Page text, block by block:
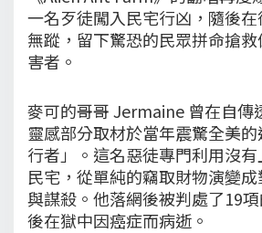
一名歹徒闖入民宅行凶，隨後
無蹤，留下驚恐的民眾拼命搶
害者。
麥可的哥哥 Jermaine 曾在自傳
靈感部分取材於當年震驚全美
行者」。這名惡徒專門利用沒
民宅，從單純的竊取財物演變
與謀殺。他落網後被判處了19
後在獄中因癌症而病逝。